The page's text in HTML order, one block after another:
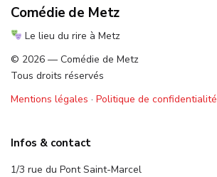
Comédie de Metz
Le lieu du rire à Metz
© 2026 — Comédie de Metz
Tous droits réservés
Mentions légales · Politique de confidentialité
Infos & contact
1/3 rue du Pont Saint-Marcel